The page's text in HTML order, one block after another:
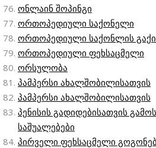
ონლაინ შოპინგი
ორთოპედიული საქონელი
ორთოპედიული საქონლის
ორთოპედიული ფეხსაცმელი
ორსულობა
პამპერსი ახალშობილისათვის
პამპერსი ახალშობილისათვის
პენისის გადიდებისათვის
საშუალებები
პირველი ფეხსაცმელი